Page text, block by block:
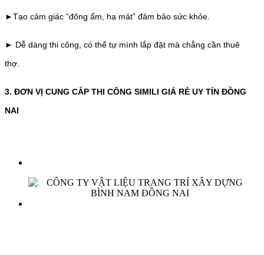
►Tạo cảm giác “đông ấm, hạ mát” đảm bảo sức khỏe.
► Dễ dàng thi công, có thể tự mình lắp đặt mà chẳng cần thuê
thợ.
3. ĐƠN VỊ CUNG CẤP THI CÔNG SIMILI GIÁ RẺ UY TÍN ĐỒNG
NAI